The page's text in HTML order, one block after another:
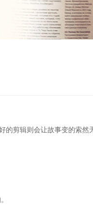
剪辑则会让故事变的索然